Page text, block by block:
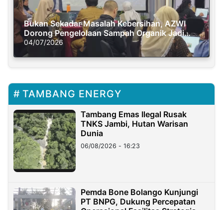
Bukan Sekadar Masalah Kebersihan, AZWI
Dorong Pengelolaan Sampah Organik Jadi
Solusi Krisis Iklim
04/07/2026
TAMBANG ENERGY
Tambang Emas Ilegal Rusak
TNKS Jambi, Hutan Warisan
Dunia
06/08/2026 - 16:23
Pemda Bone Bolango Kunjungi
PT BNPG, Dukung Percepatan